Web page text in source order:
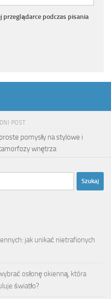
przeglądarce podczas pisania
POST
pomysły na stylowe i
wnętrza
jak unikać nietrafionych
osłonę okienną, która
światło?